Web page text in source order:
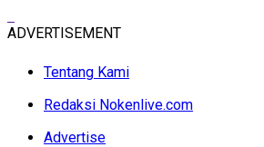
ADVERTISEMENT
Tentang Kami
Redaksi Nokenlive.com
Advertise